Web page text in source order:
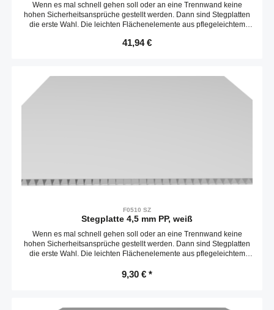
Wenn es mal schnell gehen soll oder an eine Trennwand keine
hohen Sicherheitsansprüche gestellt werden. Dann sind Stegplatten
die erste Wahl. Die leichten Flächenelemente aus pflegeleichtem
schnell befestigt werden. Die Platten sind entlang der Stege leicht
Regulärer Preis:
41,94 €
F0510 SZ
Stegplatte 4,5 mm PP, weiß
Wenn es mal schnell gehen soll oder an eine Trennwand keine
hohen Sicherheitsansprüche gestellt werden. Dann sind Stegplatten
die erste Wahl. Die leichten Flächenelemente aus pflegeleichtem
schnell befestigt werden. Die Platten sind entlang der Stege leicht
9,30 € *